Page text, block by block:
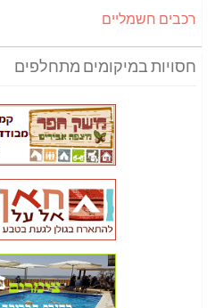
רכבים חשמליים
חסויות במיקומים מתחלפים